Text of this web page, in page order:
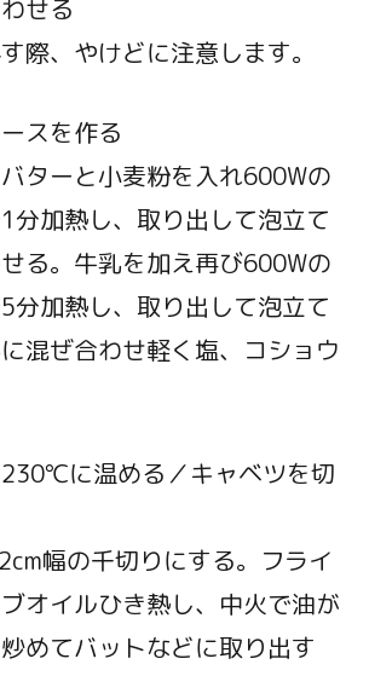
せる
際、やけどに注意します。
スを作る
ターと小麦粉を入れ600Wの
分加熱し、取り出して泡立て
る。牛乳を加え再び600Wの
分加熱し、取り出して泡立て
混ぜ合わせ軽く塩、コショウ
に温める／キャベツを切
幅の千切りにする。フライ
オイルひき熱し、中火で油が
めてバットなどに取り出す